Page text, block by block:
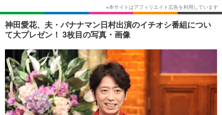
ショッピング その他
神田愛花、夫・バナナマン日村出演のイチオシ番組につい
て大プレゼン！ 3枚目の写真・画像